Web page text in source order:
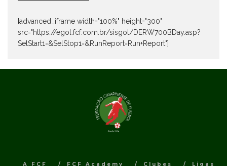
[advanced_iframe width="100%" height="300"
src="https://egol.fcf.com.br/sisgol/DERW700BDay.asp?
SelStart1=&SelStop1=&RunReport=Run+Report"]
A FCF FCF Academy Clubes Ligas